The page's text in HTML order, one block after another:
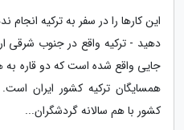
دهید - ترکیه واقع در جنوب شرقی
جایی واقع شده است که دو قاره به
همسایگان ترکیه کشور ایران
کشور با هم سالانه گردشگران...